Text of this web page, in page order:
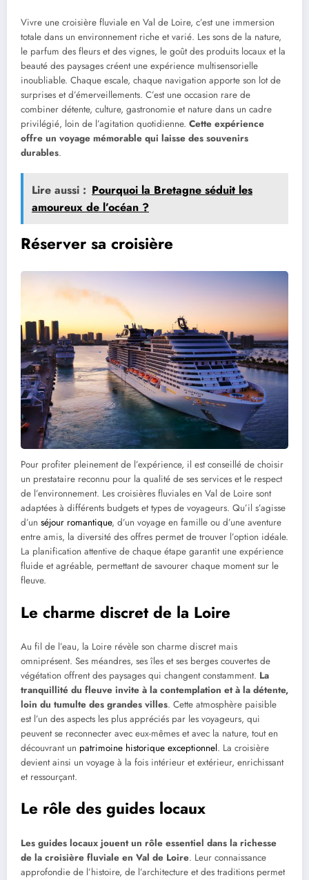
Vivre une croisière fluviale en Val de Loire, c’est une immersion
totale dans un environnement riche et varié. Les sons de la nature,
le parfum des fleurs et des vignes, le goût des produits locaux et la
beauté des paysages créent une expérience multisensorielle
inoubliable. Chaque escale, chaque navigation apporte son lot de
surprises et d’émerveillements. C’est une occasion rare de
combiner détente, culture, gastronomie et nature dans un cadre
privilégié, loin de l’agitation quotidienne. Cette expérience
offre un voyage mémorable qui laisse des souvenirs
durables.
Lire aussi : Pourquoi la Bretagne séduit les
amoureux de l’océan ?
Réserver sa croisière
Pour profiter pleinement de l’expérience, il est conseillé de choisir
un prestataire reconnu pour la qualité de ses services et le respect
de l’environnement. Les croisières fluviales en Val de Loire sont
adaptées à différents budgets et types de voyageurs. Qu’il s’agisse
d’un séjour romantique, d’un voyage en famille ou d’une aventure
entre amis, la diversité des offres permet de trouver l’option idéale.
La planification attentive de chaque étape garantit une expérience
fluide et agréable, permettant de savourer chaque moment sur le
fleuve.
Le charme discret de la Loire
Au fil de l’eau, la Loire révèle son charme discret mais
omniprésent. Ses méandres, ses îles et ses berges couvertes de
végétation offrent des paysages qui changent constamment. La
tranquillité du fleuve invite à la contemplation et à la détente,
loin du tumulte des grandes villes. Cette atmosphère paisible
est l’un des aspects les plus appréciés par les voyageurs, qui
peuvent se reconnecter avec eux-mêmes et avec la nature, tout en
découvrant un patrimoine historique exceptionnel. La croisière
devient ainsi un voyage à la fois intérieur et extérieur, enrichissant
et ressourçant.
Le rôle des guides locaux
Les guides locaux jouent un rôle essentiel dans la richesse
de la croisière fluviale en Val de Loire. Leur connaissance
approfondie de l’histoire, de l’architecture et des traditions permet